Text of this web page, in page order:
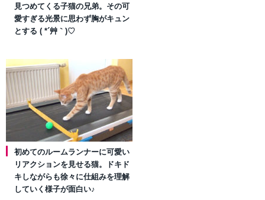
見つめてくる子猫の兄弟。その可
愛すぎる光景に思わず胸がキュン
とする ( *´艸｀)♡
初めてのルームランナーに可愛い
リアクションを見せる猫。ドキド
キしながらも徐々に仕組みを理解
していく様子が面白い♪